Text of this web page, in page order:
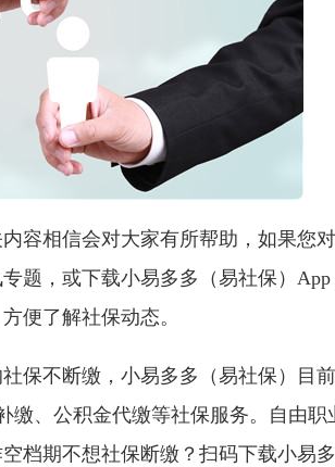
容相信会对大家有所帮助，如果您
题，或下载小易多多（易社保）
便了解社保动态。
保不断缴，小易多多（易社保）目
缴、公积金代缴等社保服务。自由职
档期不想社保断缴？扫码下载小易多